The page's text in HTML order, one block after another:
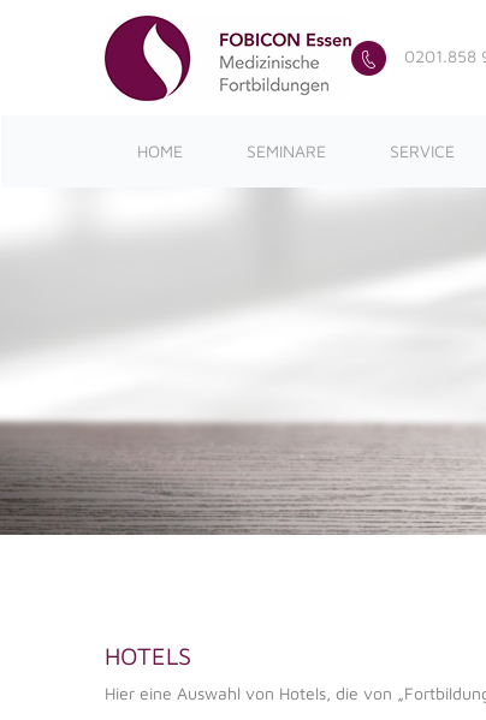
0201.858
HOME SEMINARE SERVICE
HOTELS
Hier eine Auswahl von Hotels, die von